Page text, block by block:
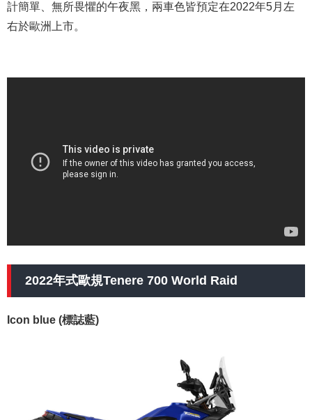
計簡單、無所畏懼的午夜黑，兩車色皆預定在2022年5月左
右於歐洲上市。
2022年式歐規Tenere 700 World Raid
Icon blue (標誌藍)